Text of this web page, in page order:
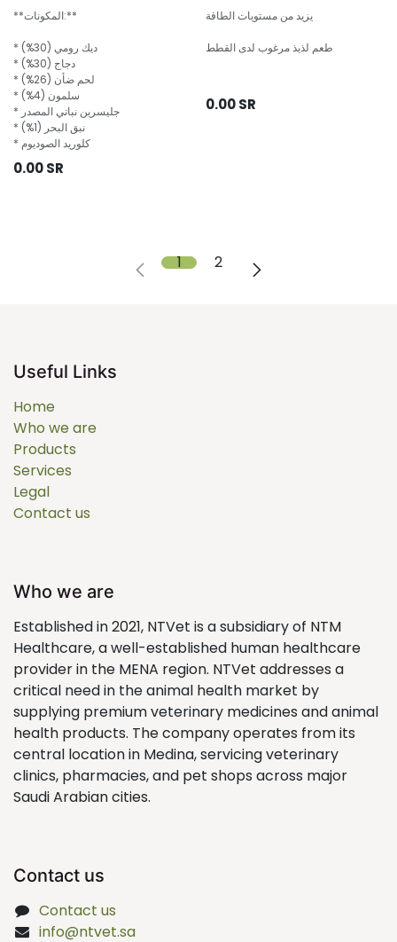
**المكونات:**
* ديك رومي (30%)
* دجاج (30%)
* لحم ضأن (26%)
* سلمون (4%)
* جليسرين نباتي المصدر
* نبق البحر (1%)
* كلوريد الصوديوم
0.00SR
يزيد من مستويات الطاقة
طعم لذيذ مرغوب لدى القطط
0.00SR
1 2
Useful Links
Home
Who we are
Products
Services
Legal
Contact us
Who we are
Established in 2021, NTVet is a subsidiary of NTM
Healthcare, a well-established human healthcare
provider in the MENA region. NTVet addresses a
critical need in the animal health market by
supplying premium veterinary medicines and animal
health products. The company operates from its
central location in Medina, servicing veterinary
clinics, pharmacies, and pet shops across major
Saudi Arabian cities.
Contact us
Contact us
info@ntvet.sa